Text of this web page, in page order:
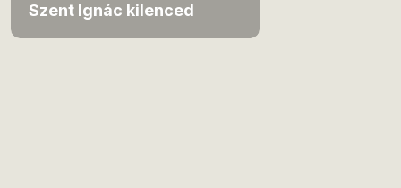
Szent Ignác kilenced